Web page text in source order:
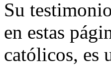
Su
en estas
católicos, es